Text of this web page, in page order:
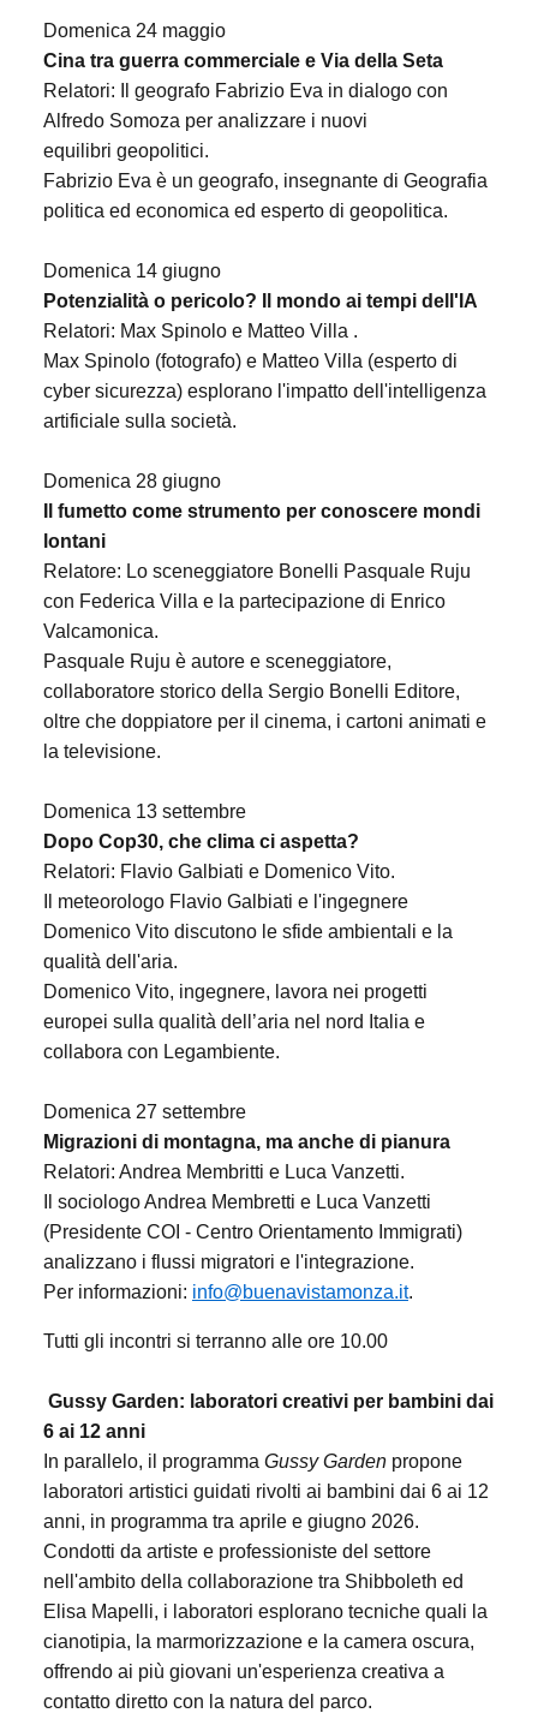
Domenica 24 maggio
Cina tra guerra commerciale e Via della Seta
Relatori: Il geografo Fabrizio Eva in dialogo con
Alfredo Somoza per analizzare i nuovi
equilibri geopolitici.
Fabrizio Eva è un geografo, insegnante di Geografia
politica ed economica ed esperto di geopolitica.
Domenica 14 giugno
Potenzialità o pericolo? Il mondo ai tempi dell'IA
Relatori: Max Spinolo e Matteo Villa .
Max Spinolo (fotografo) e Matteo Villa (esperto di
cyber sicurezza) esplorano l'impatto dell'intelligenza
artificiale sulla società.
Domenica 28 giugno
Il fumetto come strumento per conoscere mondi
lontani
Relatore: Lo sceneggiatore Bonelli Pasquale Ruju
con Federica Villa e la partecipazione di Enrico
Valcamonica.
Pasquale Ruju è autore e sceneggiatore,
collaboratore storico della Sergio Bonelli Editore,
oltre che doppiatore per il cinema, i cartoni animati e
la televisione.
Domenica 13 settembre
Dopo Cop30, che clima ci aspetta?
Relatori: Flavio Galbiati e Domenico Vito.
Il meteorologo Flavio Galbiati e l'ingegnere
Domenico Vito discutono le sfide ambientali e la
qualità dell'aria.
Domenico Vito, ingegnere, lavora nei progetti
europei sulla qualità dell’aria nel nord Italia e
collabora con Legambiente.
Domenica 27 settembre
Migrazioni di montagna, ma anche di pianura
Relatori: Andrea Membritti e Luca Vanzetti.
Il sociologo Andrea Membretti e Luca Vanzetti
(Presidente COI - Centro Orientamento Immigrati)
analizzano i flussi migratori e l'integrazione.
Per informazioni: info@buenavistamonza.it.
Tutti gli incontri si terranno alle ore 10.00
Gussy Garden: laboratori creativi per bambini dai
6 ai 12 anni
In parallelo, il programma Gussy Garden propone
laboratori artistici guidati rivolti ai bambini dai 6 ai 12
anni, in programma tra aprile e giugno 2026.
Condotti da artiste e professioniste del settore
nell'ambito della collaborazione tra Shibboleth ed
Elisa Mapelli, i laboratori esplorano tecniche quali la
cianotipia, la marmorizzazione e la camera oscura,
offrendo ai più giovani un'esperienza creativa a
contatto diretto con la natura del parco.